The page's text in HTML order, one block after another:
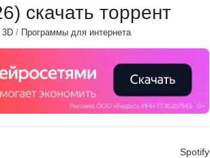
скачать торрент
/ Программы для интернета
Spotify